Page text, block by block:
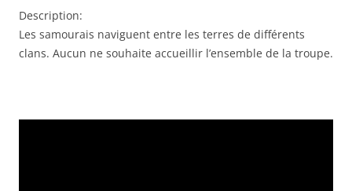
RSS FEED
Description:
Les samourais naviguent entre les terres de différents
clans. Aucun ne souhaite accueillir l’ensemble de la troupe.